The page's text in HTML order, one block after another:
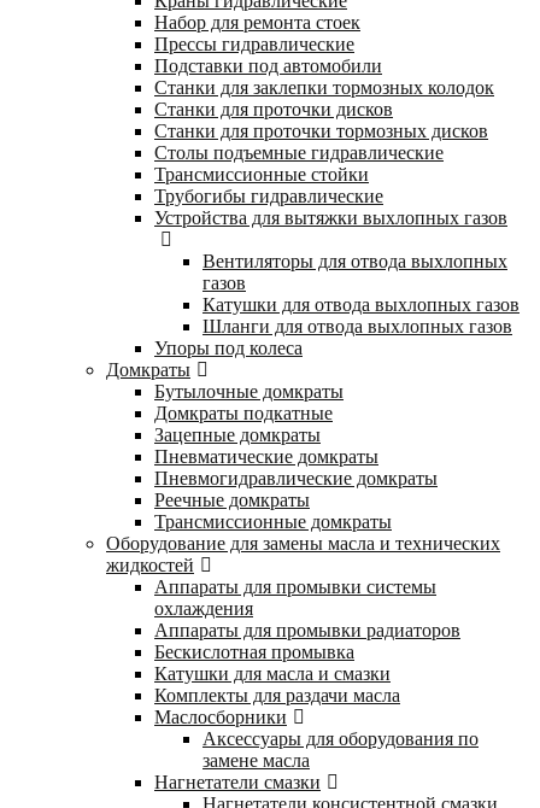
Набор для ремонта стоек
Прессы гидравлические
Подставки под автомобили
Станки для заклепки тормозных колодок
Станки для проточки дисков
Станки для проточки тормозных дисков
Столы подъемные гидравлические
Трансмиссионные стойки
Трубогибы гидравлические
Устройства для вытяжки выхлопных газов
Вентиляторы для отвода выхлопных
газов
Катушки для отвода выхлопных газов
Шланги для отвода выхлопных газов
Упоры под колеса
Домкраты
Бутылочные домкраты
Домкраты подкатные
Зацепные домкраты
Пневматические домкраты
Пневмогидравлические домкраты
Реечные домкраты
Трансмиссионные домкраты
Оборудование для замены масла и технических
жидкостей
Аппараты для промывки системы
охлаждения
Аппараты для промывки радиаторов
Бескислотная промывка
Катушки для масла и смазки
Комплекты для раздачи масла
Маслосборники
Аксессуары для оборудования по
замене масла
Нагнетатели смазки
Нагнетатели консистентной смазки